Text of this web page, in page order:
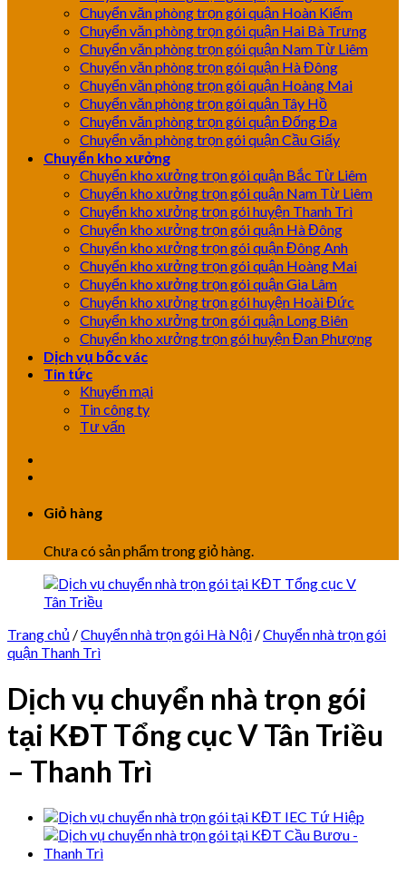
Chuyển văn phòng trọn gói quận Hoàn Kiếm
Chuyển văn phòng trọn gói quận Hai Bà Trưng
Chuyển văn phòng trọn gói quận Nam Từ Liêm
Chuyển văn phòng trọn gói quận Hà Đông
Chuyển văn phòng trọn gói quận Hoàng Mai
Chuyển văn phòng trọn gói quận Tây Hồ
Chuyển văn phòng trọn gói quận Đống Đa
Chuyển văn phòng trọn gói quận Cầu Giấy
Chuyển kho xưởng
Chuyển kho xưởng trọn gói quận Bắc Từ Liêm
Chuyển kho xưởng trọn gói quận Nam Từ Liêm
Chuyển kho xưởng trọn gói huyện Thanh Trì
Chuyển kho xưởng trọn gói quận Hà Đông
Chuyển kho xưởng trọn gói quận Đông Anh
Chuyển kho xưởng trọn gói quận Hoàng Mai
Chuyển kho xưởng trọn gói quận Gia Lâm
Chuyển kho xưởng trọn gói huyện Hoài Đức
Chuyển kho xưởng trọn gói quận Long Biên
Chuyển kho xưởng trọn gói huyện Đan Phượng
Dịch vụ bốc vác
Tin tức
Khuyến mại
Tin công ty
Tư vấn
Giỏ hàng
Chưa có sản phẩm trong giỏ hàng.
Trang chủ /Chuyển nhà trọn gói Hà Nội /Chuyển nhà trọn gói
quận Thanh Trì
Dịch vụ chuyển nhà trọn gói
tại KĐT Tổng cục V Tân Triều
– Thanh Trì